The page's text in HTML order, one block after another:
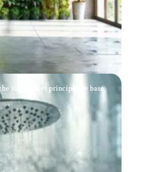
italienne et principes de base